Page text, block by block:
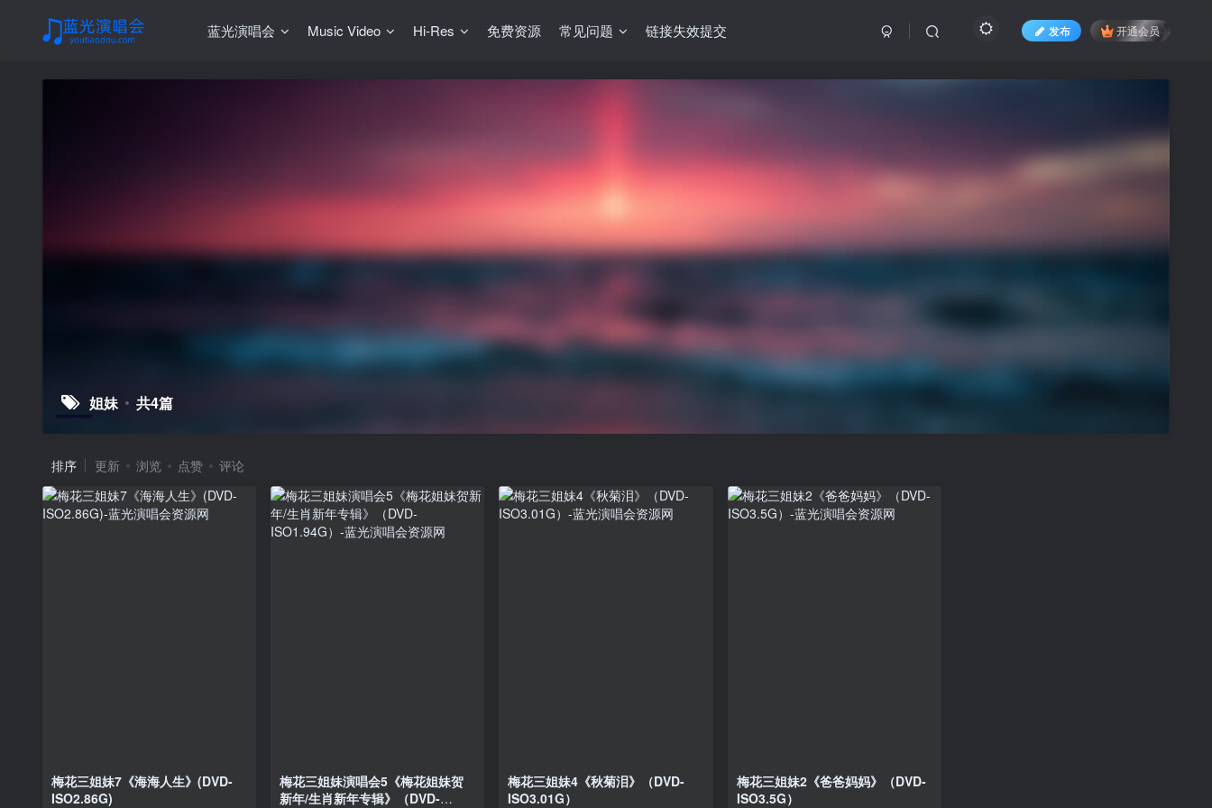
蓝光演唱会 Music Video Hi-Res 免费资源 常见问题 链接失效提交 发布 开通会员
姐妹 共4篇
排序 更新 浏览 点赞 评论
梅花三姐妹7《海海人生》(DVD-
ISO2.86G)
梅花三姐妹演唱会5《梅花姐妹贺
新年/生肖新年专辑》（DVD-
梅花三姐妹4《秋菊泪》（DVD-
ISO3.01G）
梅花三姐妹2《爸爸妈妈》（DVD-
ISO3.5G）